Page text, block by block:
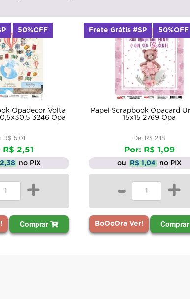
Opadecor Volta
3246 Opa
R$ 5,01
R$ 2,51
no PIX
+
Comprar
50%OFF
Papel Scrapbook Opacard
15x15 2769 Opa
De: R$ 2,18
Por: R$ 1,09
ou R$ 1,04 no PIX
- +
BoOoOra Ver! Comprar
Frete Grátis #SP 50%OFF